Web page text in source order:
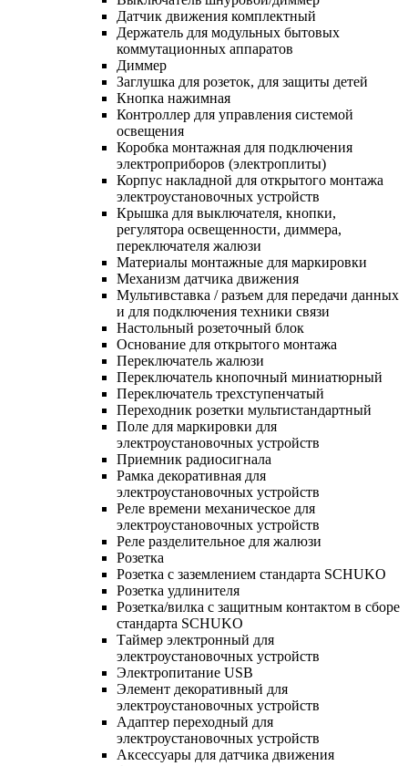
Датчик движения комплектный
Держатель для модульных бытовых
коммутационных аппаратов
Диммер
Заглушка для розеток, для защиты детей
Кнопка нажимная
Контроллер для управления системой
освещения
Коробка монтажная для подключения
электроприборов (электроплиты)
Корпус накладной для открытого монтажа
электроустановочных устройств
Крышка для выключателя, кнопки,
регулятора освещенности, диммера,
переключателя жалюзи
Материалы монтажные для маркировки
Механизм датчика движения
Мультивставка / разъем для передачи данных
и для подключения техники связи
Настольный розеточный блок
Основание для открытого монтажа
Переключатель жалюзи
Переключатель кнопочный миниатюрный
Переключатель трехступенчатый
Переходник розетки мультистандартный
Поле для маркировки для
электроустановочных устройств
Приемник радиосигнала
Рамка декоративная для
электроустановочных устройств
Реле времени механическое для
электроустановочных устройств
Реле разделительное для жалюзи
Розетка
Розетка с заземлением стандарта SCHUKO
Розетка удлинителя
Розетка/вилка с защитным контактом в сборе
стандарта SCHUKO
Таймер электронный для
электроустановочных устройств
Электропитание USB
Элемент декоративный для
электроустановочных устройств
Адаптер переходный для
электроустановочных устройств
Аксессуары для датчика движения